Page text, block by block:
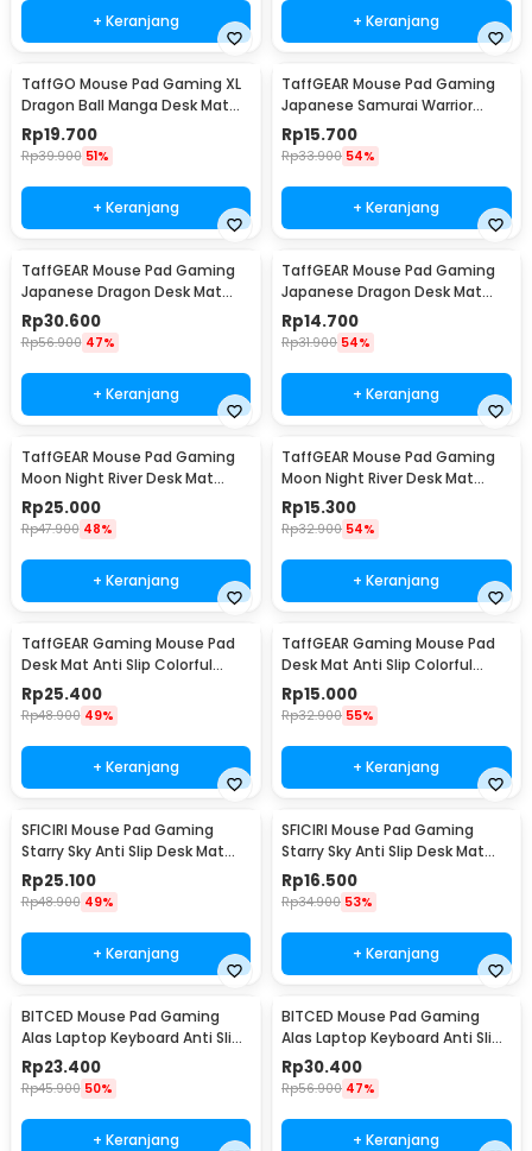
+ Keranjang + Keranjang
TaffGO Mouse Pad Gaming XL
Dragon Ball Manga Desk Mat
800x400x2mm - WXDBZ
Rp19.700
Rp39.900 51%
+ Keranjang
TaffGEAR Mouse Pad Gaming
Japanese Samurai Warrior
Desk Mat 800x300x2mm - MR19
Rp15.700
Rp33.900 54%
+ Keranjang
TaffGEAR Mouse Pad Gaming
Japanese Dragon Desk Mat
900x400x3mm - M34
Rp30.600
Rp56.900 47%
+ Keranjang
TaffGEAR Mouse Pad Gaming
Japanese Dragon Desk Mat
700x300x2mm - M34
Rp14.700
Rp31.900 54%
+ Keranjang
TaffGEAR Mouse Pad Gaming
Moon Night River Desk Mat
900x400x2mm - YL-505
Rp25.000
Rp47.900 48%
+ Keranjang
TaffGEAR Mouse Pad Gaming
Moon Night River Desk Mat
800x300x2mm - YL-505
Rp15.300
Rp32.900 54%
+ Keranjang
TaffGEAR Gaming Mouse Pad
Desk Mat Anti Slip Colorful
Polygonal 900x400x2mm - LM-
980
Rp25.400
Rp48.900 49%
+ Keranjang
TaffGEAR Gaming Mouse Pad
Desk Mat Anti Slip Colorful
Polygonal 800x300x2mm - LM-
980
Rp15.000
Rp32.900 55%
+ Keranjang
SFICIRI Mouse Pad Gaming
Starry Sky Anti Slip Desk Mat
900x400x2mm - SF-980
Rp25.100
Rp48.900 49%
+ Keranjang
SFICIRI Mouse Pad Gaming
Starry Sky Anti Slip Desk Mat
800x300x2mm - SF-980
Rp16.500
Rp34.900 53%
+ Keranjang
BITCED Mouse Pad Gaming
Alas Laptop Keyboard Anti Slip
Desk Mat 300x800x3mm - YL-
700
Rp23.400
Rp45.900 50%
+ Keranjang
BITCED Mouse Pad Gaming
Alas Laptop Keyboard Anti Slip
Desk Mat 400x900x3mm - YL-
700
Rp30.400
Rp56.900 47%
+ Keranjang